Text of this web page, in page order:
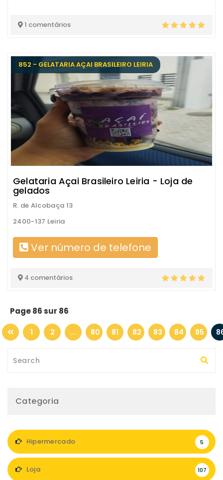
1 comentários
852 - GELATARIA AÇAI BRASILEIRO LEIRIA
Gelataria Açai Brasileiro Leiria - Loja de
gelados
R. de Alcobaça 13
2400-137 Leiria
Ver número de telefone
4 comentários
Page 86 sur 86
1 2 ... 80 81 82 83 84 85
Categoria
Hipermercado 5
Loja 107